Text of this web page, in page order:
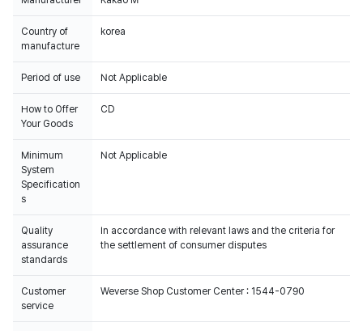
Weverse Shopでご購入いただいたCDの販売数データは、HANTEOチャート
とCircleチャートに反映されます。
Country of
manufacture
korea
Period of use Not Applicable
How to Offer
Your Goods
CD
Minimum
System
Specification
s
Not Applicable
Quality
assurance
standards
In accordance with relevant laws and the criteria for
the settlement of consumer disputes
Customer
service
Weverse Shop Customer Center : 1544-0790